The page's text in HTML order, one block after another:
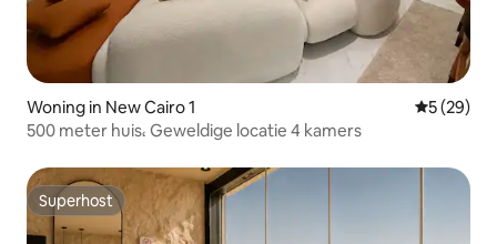
Woning in New Cairo 1
5 (29)
500 meter huis، Geweldige locatie 4 kamers
Superhost
Superhost